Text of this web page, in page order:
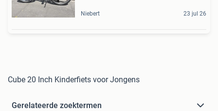
Niebert 23 jul 26
Cube 20 Inch Kinderfiets voor Jongens
Gerelateerde zoektermen